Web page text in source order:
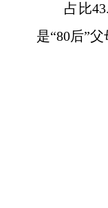
占比
是“80后”父